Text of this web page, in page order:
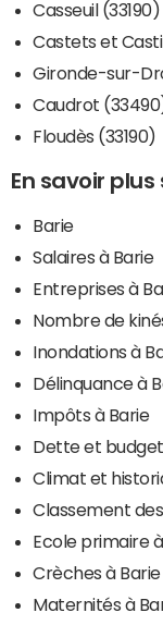
Casseuil (33190)
Castets et
Gironde-sur-
Caudrot
Floudès (33190)
En savoir plus
Barie
Salaires à Barie
Entreprises à
Nombre de
Inondations à
Délinquance à
Impôts à Barie
Dette et
Climat et
Classement
Ecole primaire
Crèches à Barie
Maternités à